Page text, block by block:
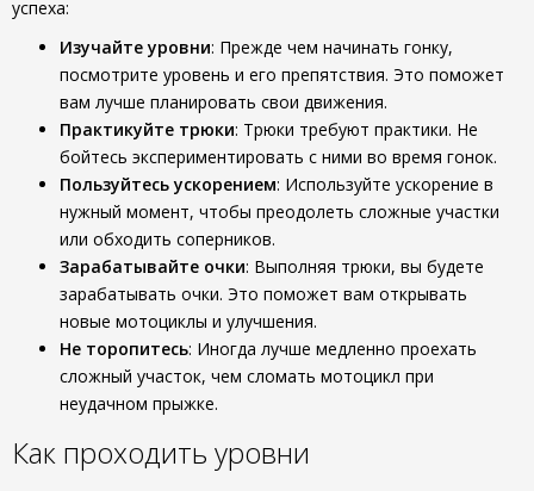
успеха:
Изучайте уровни: Прежде чем начинать гонку,
посмотрите уровень и его препятствия. Это поможет
вам лучше планировать свои движения.
Практикуйте трюки: Трюки требуют практики. Не
бойтесь экспериментировать с ними во время гонок.
Пользуйтесь ускорением: Используйте ускорение в
нужный момент, чтобы преодолеть сложные участки
или обходить соперников.
Зарабатывайте очки: Выполняя трюки, вы будете
зарабатывать очки. Это поможет вам открывать
новые мотоциклы и улучшения.
Не торопитесь: Иногда лучше медленно проехать
сложный участок, чем сломать мотоцикл при
неудачном прыжке.
Как проходить уровни